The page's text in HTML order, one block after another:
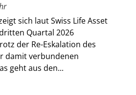
sich laut Swiss Life Asset
Quartal 2026
der Re-Eskalation des
damit verbundenen
geht aus den...